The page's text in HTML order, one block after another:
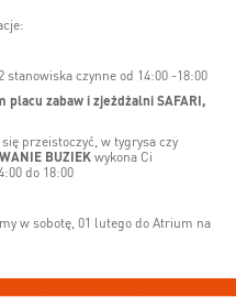
stanowiska czynne od 14:00 -18:00
placu zabaw i zjeżdżalni SAFARI,
przeistoczyć, w tygrysa czy
BUZIEK wykona Ci
do 18:00
w sobotę, 01 lutego do Atrium na